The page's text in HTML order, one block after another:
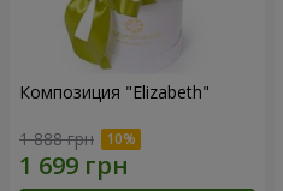
Композиция "Elizabeth"
1 888 грн